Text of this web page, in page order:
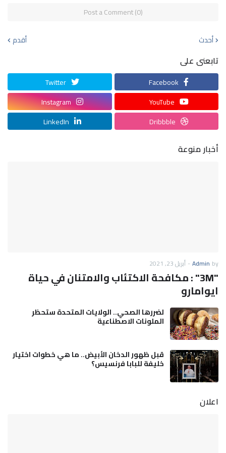
Post a Comment (0)
أحدث أقدم
تابعنى على
Facebook
Twitter
YouTube
Instagram
Dribbble
LinkedIn
أخبار منوعة
by
Admin
- أبريل 23, 2021
"3M" : مكافحة الاكتئاب والامتنان في حياة
ايوامارو
لضررها الصحي.. الولايات المتحدة ستحظر
الملونات الاصطناعية
قبل ظهور الدخان الأبيض.. ما هي خطوات اختيار
خليفة للبابا فرنسيس؟
اعلان